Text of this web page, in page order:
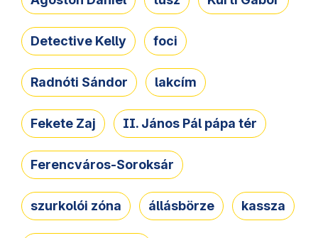
Detective Kelly foci
Radnóti Sándor lakcím
Fekete Zaj II. János Pál pápa tér
Ferencváros-Soroksár
szurkolói zóna állásbörze kassza